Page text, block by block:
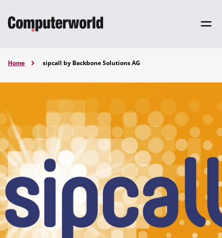
Home sipcall by Backbone Solutions AG